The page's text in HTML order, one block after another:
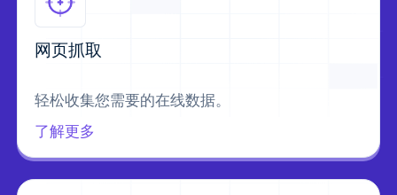
网页抓取
轻松收集您需要的在线数据。
了解更多